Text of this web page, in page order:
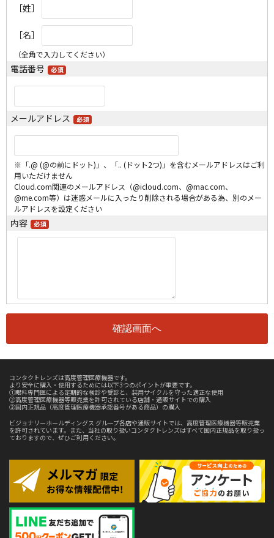
［姓］
［名］
（全角で入力してください）
電話番号
メールアドレス
※「.@ (@の前にドット)」、「.. (ドット2つ)」を含むメールアドレスはご利
用いただけません
Cloud.com関連のメールアドレス（@icloud.com、@mac.com、
@me.com等）は迷惑メールに入ったり削除される場合がある為、別のメー
ルアドレスを設定ください
内容
コンタクトレンズは高度管理医療機器です。
より安全に購入・使用するためには以下3つのポイントが重要です。
①眼科専門医による定期的な検診や受診と、装用サイクルを守った適正な使用
②高度管理医療機器等販売業を許可されている店舗・通販サイトでの購入
③国内正規品（高度管理医療機器承認番号がある商品）の購入
ビジョナリーホールディングス グループ各店や通販サイトでは、高度管理医療機器等販売業
を許可されています。また、当社の取り扱いコンタクトレンズはすべて国内正規品を取り扱っ
ておりますので、ぜひご利用ください。